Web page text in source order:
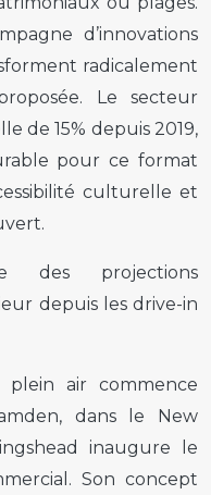
d’innovations
radicalement
Le secteur
de 15% depuis 2019,
pour ce format
culturelle et
des projections
depuis les drive-in
plein air commence
dans le New
inaugure le
Son concept